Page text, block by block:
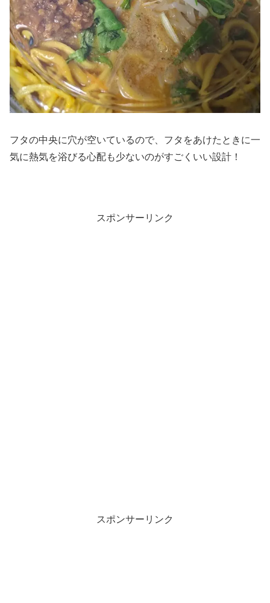
フタの中央に穴が空いているので、フタをあけたときに一
気に熱気を浴びる心配も少ないのがすごくいい設計！
スポンサーリンク
スポンサーリンク